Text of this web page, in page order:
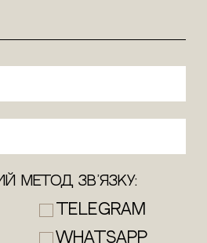
метод зв’язку:
Telegram
WhatsApp